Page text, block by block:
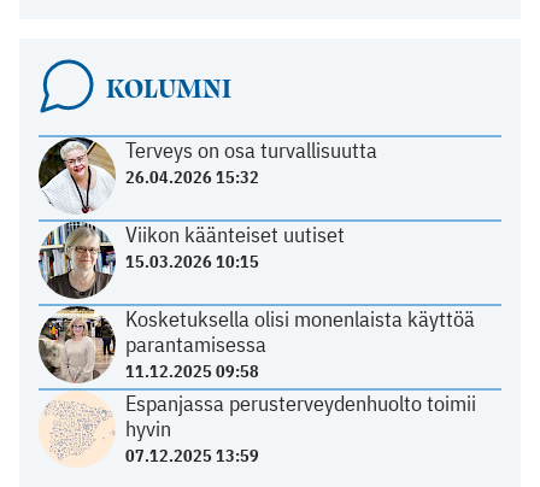
KOLUMNI
Terveys on osa turvallisuutta
26.04.2026 15:32
Viikon käänteiset uutiset
15.03.2026 10:15
Kosketuksella olisi monenlaista käyttöä
parantamisessa
11.12.2025 09:58
Espanjassa perusterveydenhuolto toimii
hyvin
07.12.2025 13:59